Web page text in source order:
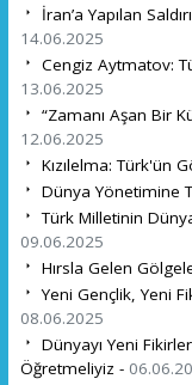
İran’a Yapılan
14.06.2025
Cengiz Aytmatov:
13.06.2025
“Zamanı Aşan Bir
12.06.2025
Kızılelma: Türk'ün
Dünya Yönetimine
Türk Milletinin
09.06.2025
Hırsla Gelen
Yeni Gençlik, Yeni
08.06.2025
Dünyayı Yeni
Öğretmeliyiz -